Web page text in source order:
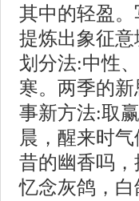
其中的轻盈
提炼出象征
划分法:中性
寒。两季的
事新方法:取
晨，醒来时
昔的幽香吗
忆念灰鸽，